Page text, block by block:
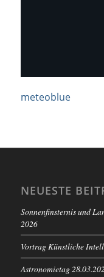
meteoblue
NEUESTE
Sonnenfinsternis und
2026
Vortrag Künstliche
Astronomietag